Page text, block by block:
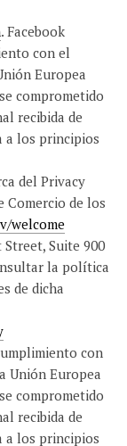
. Facebook
con el
Europea
comprometido
recibida de
a los principios
del Privacy
Comercio de los
welcome
Suite 900
la política
de dicha
con
Unión Europea
comprometido
recibida de
a los principios